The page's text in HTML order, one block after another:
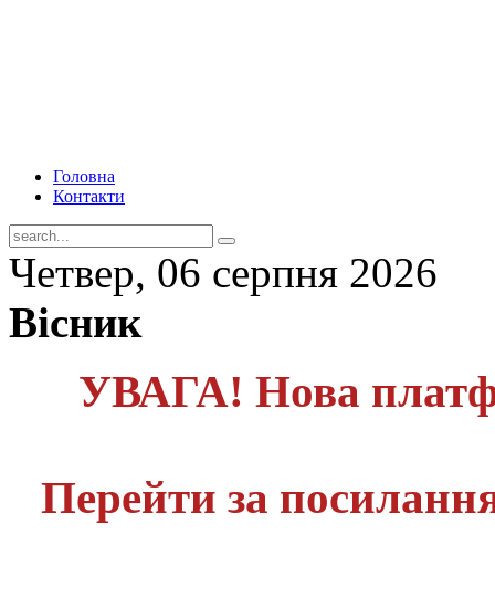
Головна
Контакти
Четвер, 06 серпня 2026
Вісник
УВАГА! Нова
Перейти за